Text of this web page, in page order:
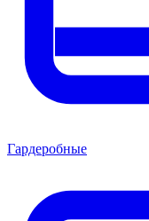
Гардеробные